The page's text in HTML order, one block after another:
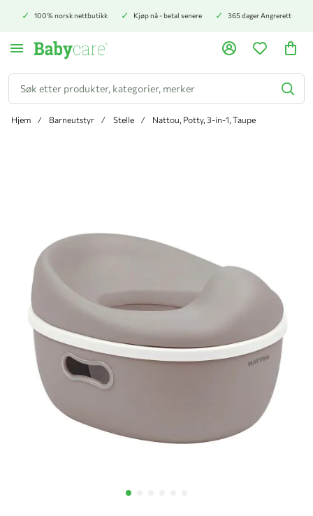
100% norsk nettbutikk Kjøp nå - betal senere 365 dager Angrerett
Søk
Hjem Barneutstyr Stelle Nattou, Potty, 3-in-1, Taupe